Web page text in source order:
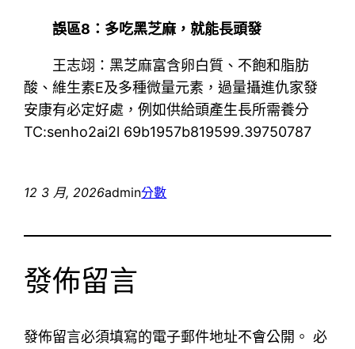
誤區8：多吃黑芝麻，就能長頭發
王志翊：黑芝麻富含卵白質、不飽和脂肪
酸、維生素E及多種微量元素，過量攝進仇家發
安康有必定好處，例如供給頭產生長所需養分
TC:senho2ai2l 69b1957b819599.39750787
12 3 月, 2026admin分數
發佈留言
發佈留言必須填寫的電子郵件地址不會公開。 必